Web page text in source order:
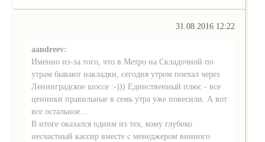
31.08.2016 12:22
aandreev:
Именно из-за того, что в Метро на Складочной по
утрам бывают накладки, сегодня утром поехал через
Ленинградское шоссе :-))) Единственный плюс - все
ценники правильные в семь утра уже повесили. А вот
все остальное...
В итоге оказался одним из тех, кому глубоко
несчастный кассир вместе с менеджером винного